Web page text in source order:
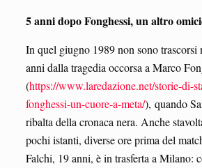
5 anni dopo Fonghessi, un altro
In quel giugno 1989 non sono trascorsi
anni dalla tragedia occorsa a Marco
(https://www.laredazione.net/storie-di-
fonghessi-un-cuore-a-meta/), quando
ribalta della cronaca nera. Anche
pochi istanti, diverse ore prima del
Falchi, 19 anni, è in trasferta a Milano: